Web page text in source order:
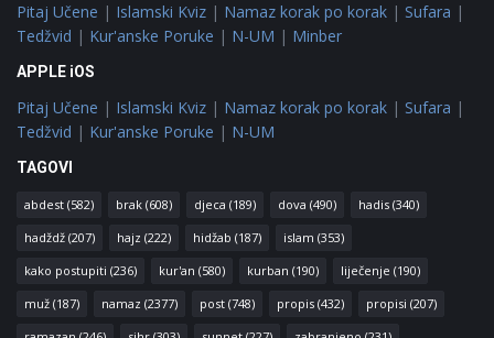
Pitaj Učene | Islamski Kviz | Namaz korak po korak | Sufara |
Tedžvid | Kur'anske Poruke | N-UM | Minber
APPLE iOS
Pitaj Učene | Islamski Kviz | Namaz korak po korak | Sufara |
Tedžvid | Kur'anske Poruke | N-UM
TAGOVI
abdest (582) brak (608) djeca (189) dova (490) hadis (340)
hadždž (207) hajz (222) hidžab (187) islam (353)
kako postupiti (236) kur'an (580) kurban (190) liječenje (190)
muž (187) namaz (2377) post (748) propis (432) propisi (207)